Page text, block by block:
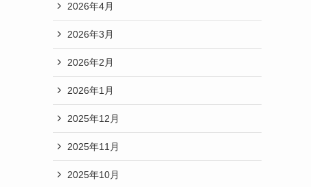
2026年4月
2026年3月
2026年2月
2026年1月
2025年12月
2025年11月
2025年10月